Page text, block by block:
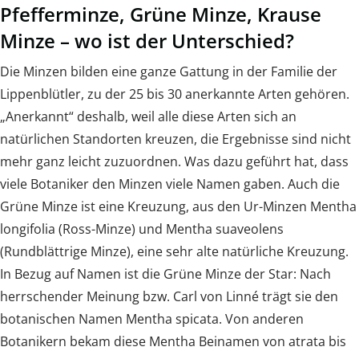
Pfefferminze, Grüne Minze, Krause
Minze – wo ist der Unterschied?
Die Minzen bilden eine ganze Gattung in der Familie der
Lippenblütler, zu der 25 bis 30 anerkannte Arten gehören.
„Anerkannt“ deshalb, weil alle diese Arten sich an
natürlichen Standorten kreuzen, die Ergebnisse sind nicht
mehr ganz leicht zuzuordnen. Was dazu geführt hat, dass
viele Botaniker den Minzen viele Namen gaben. Auch die
Grüne Minze ist eine Kreuzung, aus den Ur-Minzen Mentha
longifolia (Ross-Minze) und Mentha suaveolens
(Rundblättrige Minze), eine sehr alte natürliche Kreuzung.
In Bezug auf Namen ist die Grüne Minze der Star: Nach
herrschender Meinung bzw. Carl von Linné trägt sie den
botanischen Namen Mentha spicata. Von anderen
Botanikern bekam diese Mentha Beinamen von atrata bis